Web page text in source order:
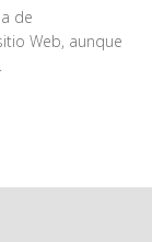
de
Web, aunque